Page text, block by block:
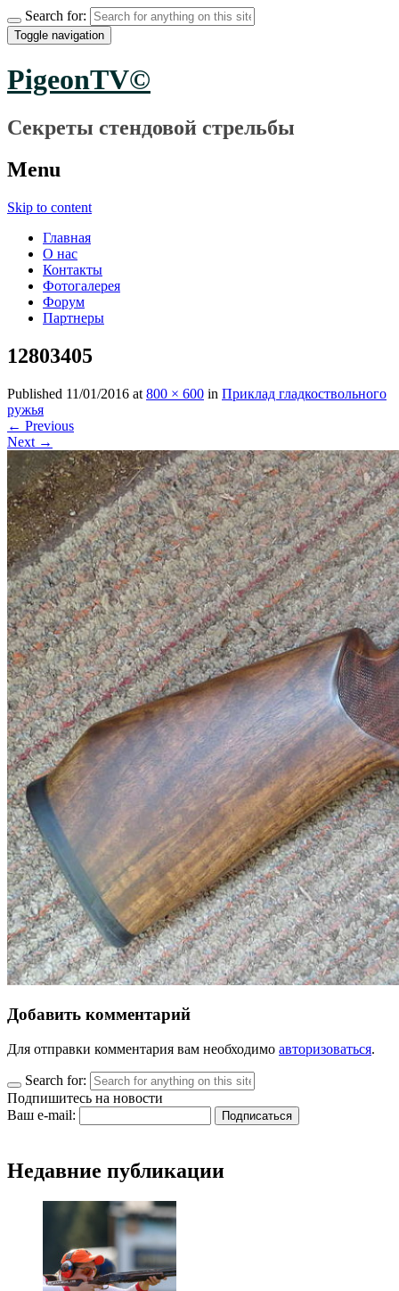
Search for:
Toggle navigation
PigeonTV©
Секреты стендовой стрельбы
Menu
Skip to content
Главная
О нас
Контакты
Фотогалерея
Форум
Партнеры
12803405
Published 11/01/2016 at 800 × 600 in Приклад гладкоствольного
ружья
← Previous
Next →
Добавить комментарий
Для отправки комментария вам необходимо авторизоваться.
Search for:
Подпишитесь на новости
Ваш e-mail:
Недавние публикации